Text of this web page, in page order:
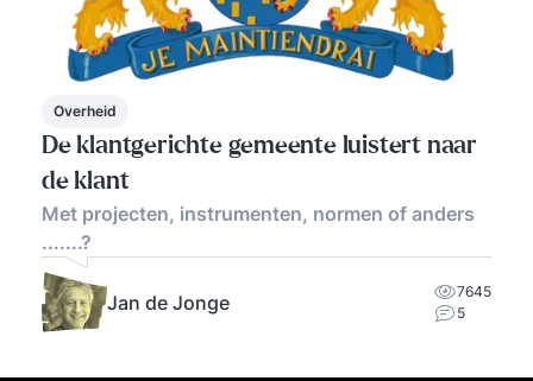
Overheid
De klantgerichte gemeente luistert naar
de klant
Met projecten, instrumenten, normen of anders
.......?
Jan de Jonge
7645
5